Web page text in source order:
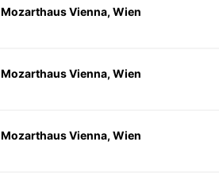
Mozarthaus Vienna, Wien
Mozarthaus Vienna, Wien
Mozarthaus Vienna, Wien